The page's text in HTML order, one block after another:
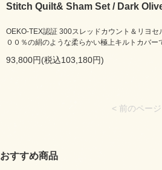
Stitch Quilt& Sham Set / Dark
OEKO-TEX認証 300スレッドカウント＆リヨセ
００％の絹のような柔らかい極上キルトカバー
93,800円(税込103,180円)
< 前のページ
おすすめ商品